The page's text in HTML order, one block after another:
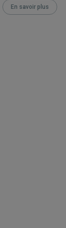
En savoir plus